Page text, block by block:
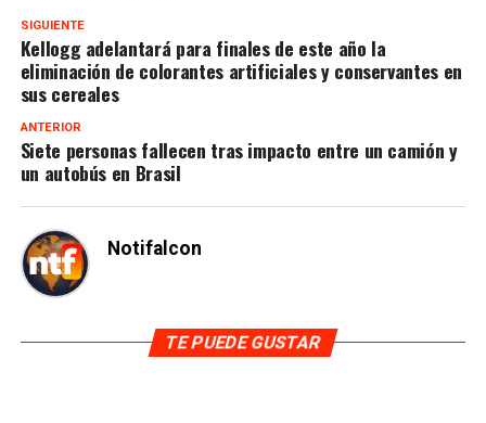
SIGUIENTE
Kellogg adelantará para finales de este año la
eliminación de colorantes artificiales y conservantes en
sus cereales
ANTERIOR
Siete personas fallecen tras impacto entre un camión y
un autobús en Brasil
Notifalcon
TE PUEDE GUSTAR